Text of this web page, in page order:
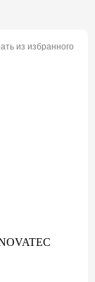
из избранного